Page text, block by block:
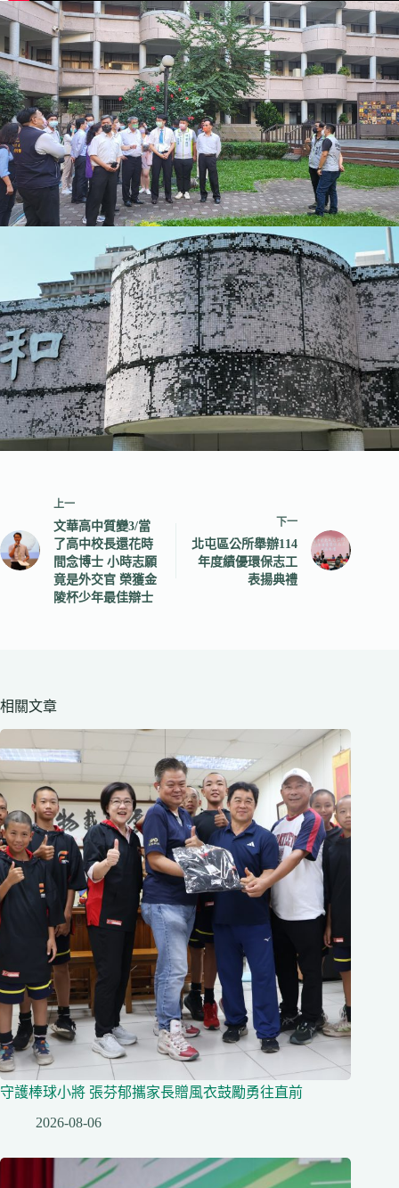
上一
文華高中質變3/當
了高中校長還花時
間念博士 小時志願
竟是外交官 榮獲金
陵杯少年最佳辯士
下一
北屯區公所舉辦114
年度績優環保志工
表揚典禮
相關文章
守護棒球小將 張芬郁攜家長贈風衣鼓勵勇往直前
2026-08-06